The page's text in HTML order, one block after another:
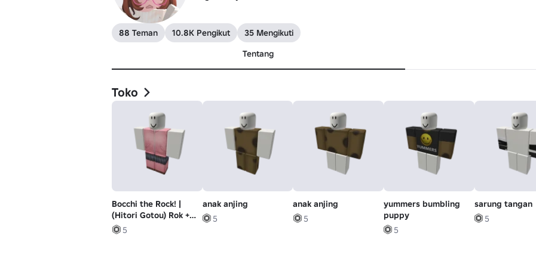
88 Teman 10.8K Pengikut
35 Mengikuti
Tentang
Toko
Bocchi the Rock! |
(Hitori Gotou) Rok +
Celana
5
anak anjing
5
anak anjing
5
yummers bumbling
puppy
5
sarung tangan
5